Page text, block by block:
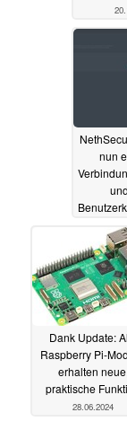
nun
Dank Update:
Raspberry Pi-
erhalten neue,
praktische
28.06.2024